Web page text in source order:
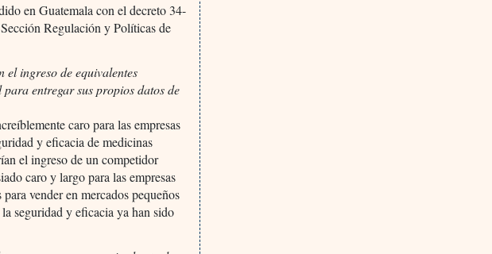
en Guatemala con el decreto 34-
Regulación y Políticas de
ingreso de equivalentes
entregar sus propios datos de
caro para las empresas
y eficacia de medicinas
el ingreso de un competidor
caro y largo para las empresas
vender en mercados pequeños
seguridad y eficacia ya han sido